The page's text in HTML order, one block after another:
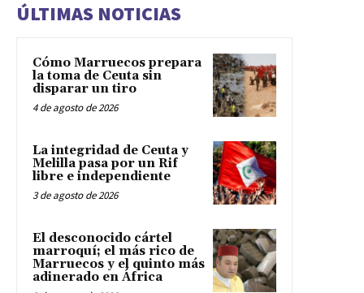
ÚLTIMAS NOTICIAS
Cómo Marruecos prepara
la toma de Ceuta sin
disparar un tiro
4 de agosto de 2026
La integridad de Ceuta y
Melilla pasa por un Rif
libre e independiente
3 de agosto de 2026
El desconocido cártel
marroquí; el más rico de
Marruecos y el quinto más
adinerado en África